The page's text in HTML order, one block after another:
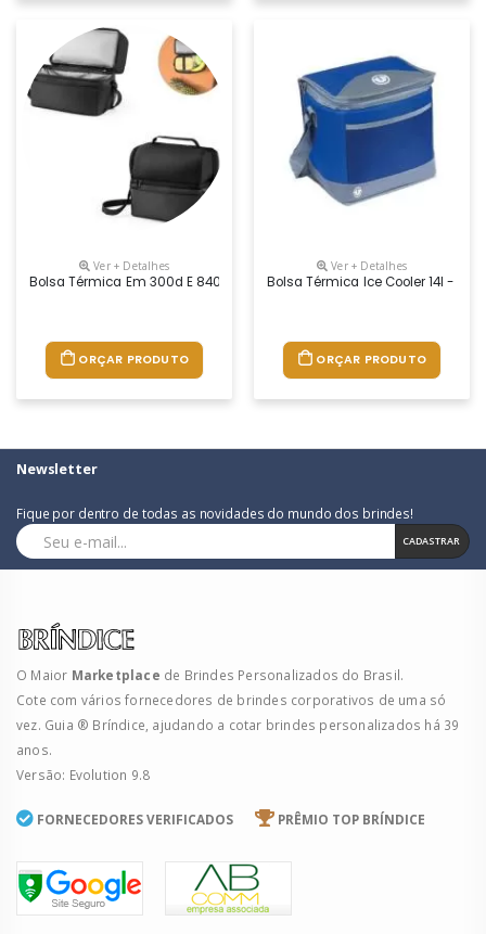
Ver + Detalhes
Bolsa Térmica Em 300d E 840d Jacquard Com Interior Impermeável
ORÇAR PRODUTO
Ver + Detalhes
Bolsa Térmica Ice Cooler 14l -
ORÇAR PRODUTO
Newsletter
Fique por dentro de todas as novidades do mundo dos brindes!
CADASTRAR
O Maior Marketplace de Brindes Personalizados do Brasil.
Cote com vários fornecedores de brindes corporativos de uma só
vez. Guia ® Bríndice, ajudando a cotar brindes personalizados há 39
anos.
Versão: Evolution 9.8
FORNECEDORES VERIFICADOS PRÊMIO TOP BRÍNDICE